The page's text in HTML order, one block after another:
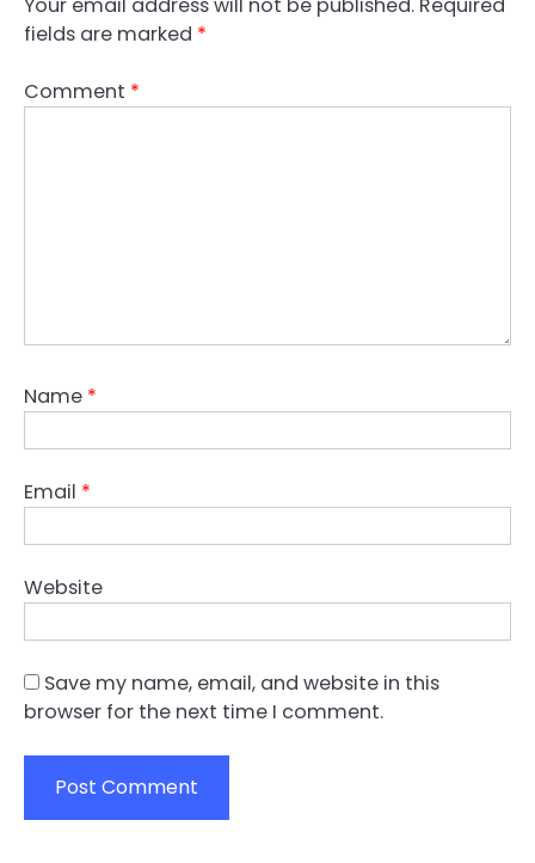
fields are marked *
Comment *
Name *
Email *
Website
Save my name, email, and website in this
browser for the next time I comment.